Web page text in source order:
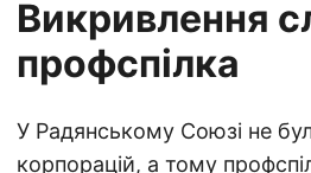
Викривлення
профспілка
У Радянському Союзі не
корпорацій, а тому